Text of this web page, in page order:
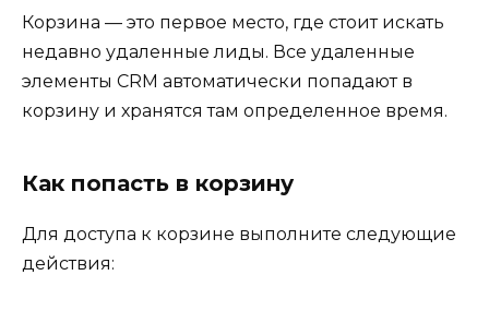
Корзина — это первое место, где стоит искать
недавно удаленные лиды. Все удаленные
элементы CRM автоматически попадают в
корзину и хранятся там определенное время.
Как попасть в корзину
Для доступа к корзине выполните следующие
действия: